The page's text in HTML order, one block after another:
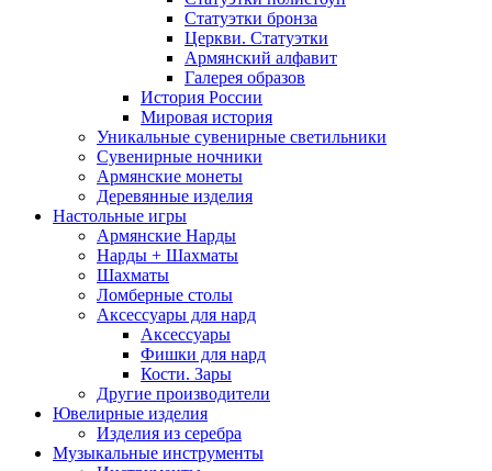
Статуэтки бронза
Церкви. Статуэтки
Армянский алфавит
Галерея образов
История России
Мировая история
Уникальные сувенирные светильники
Сувенирные ночники
Армянские монеты
Деревянные изделия
Настольные игры
Армянские Нарды
Нарды + Шахматы
Шахматы
Ломберные столы
Аксессуары для нард
Аксессуары
Фишки для нард
Кости. Зары
Другие производители
Ювелирные изделия
Изделия из серебра
Музыкальные инструменты